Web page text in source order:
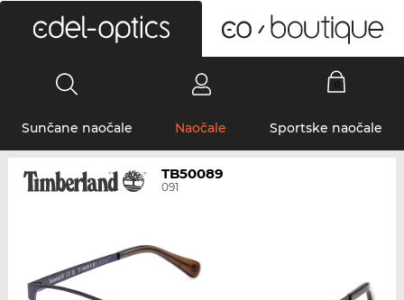
Sunčane naočale Naočale Sportske naočale
TB50089
091